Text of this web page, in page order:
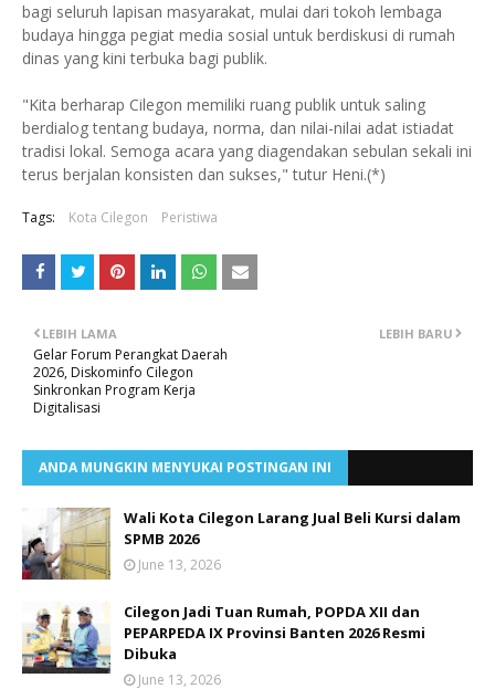
bagi seluruh lapisan masyarakat, mulai dari tokoh lembaga
budaya hingga pegiat media sosial untuk berdiskusi di rumah
dinas yang kini terbuka bagi publik.
"Kita berharap Cilegon memiliki ruang publik untuk saling
berdialog tentang budaya, norma, dan nilai-nilai adat istiadat
tradisi lokal. Semoga acara yang diagendakan sebulan sekali ini
terus berjalan konsisten dan sukses," tutur Heni.(*)
Tags: Kota Cilegon Peristiwa
LEBIH BARU
LEBIH LAMA
Gelar Forum Perangkat Daerah
2026, Diskominfo Cilegon
Sinkronkan Program Kerja
Digitalisasi
ANDA MUNGKIN MENYUKAI POSTINGAN INI
Wali Kota Cilegon Larang Jual Beli Kursi dalam
SPMB 2026
June 13, 2026
Cilegon Jadi Tuan Rumah, POPDA XII dan
PEPARPEDA IX Provinsi Banten 2026 Resmi
Dibuka
June 13, 2026